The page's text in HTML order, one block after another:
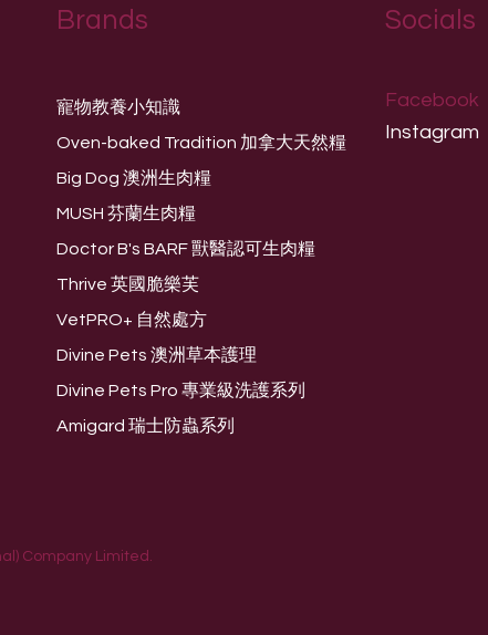
Brands
寵物教養小知識
Oven-baked Tradition 加拿大天然糧
Big Dog 澳洲生肉糧
MUSH 芬蘭生肉糧
Doctor B's BARF 獸醫認可生肉糧
Thrive 英國脆樂芙
VetPRO+ 自然處方
Divine Pets 澳洲草本護理
Divine Pets Pro 專業級洗護系列
Amigard 瑞士防蟲系列
Socials
Facebook
Instagram
Company Limited.